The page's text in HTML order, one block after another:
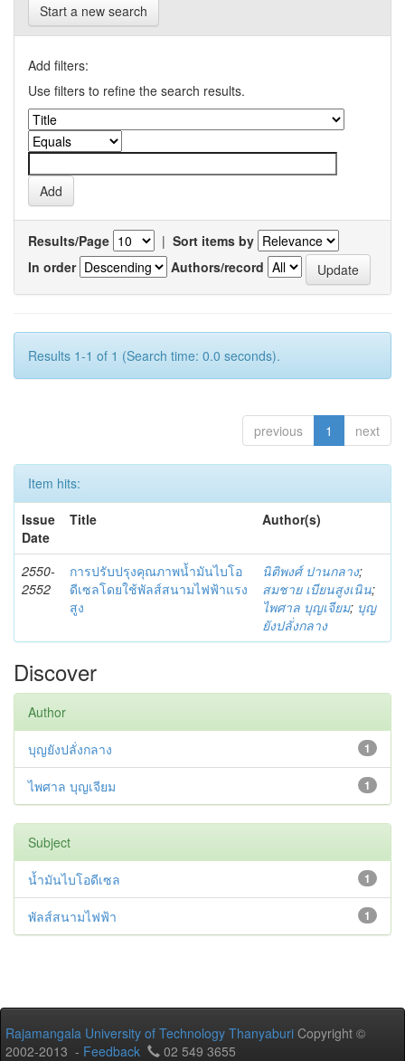
Start a new search
Add filters:
Use filters to refine the search results.
Results/Page | Sort items by
In order
Authors/record
Results 1-1 of 1 (Search time: 0.0 seconds).
previous 1 next
Item hits:
Issue
Date
Title Author(s)
2550-
2552
การปรับปรุงคุณภาพน้ำมันไบโอ
ดีเซลโดยใช้พัลส์สนามไฟฟ้าแรง
สูง
นิติพงศ์ ปานกลาง;
สมชาย เบียนสูงเนิน;
ไพศาล บุญเจียม; บุญ
ยังปลั่งกลาง
Discover
Author
1
บุญยังปลั่งกลาง
1
ไพศาล บุญเจียม
Subject
1
น้ำมันไบโอดีเซล
1
พัลส์สนามไฟฟ้า
Rajamangala University of Technology Thanyaburi Copyright ©
2002-2013 - Feedback 02 549 3655